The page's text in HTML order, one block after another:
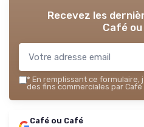
Recevez les
Café
* En remplissant ce formulaire,
des fins commerciales par
Café ou Café